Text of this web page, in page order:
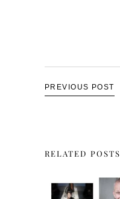
PREVIOUS POST
RELATED POSTS